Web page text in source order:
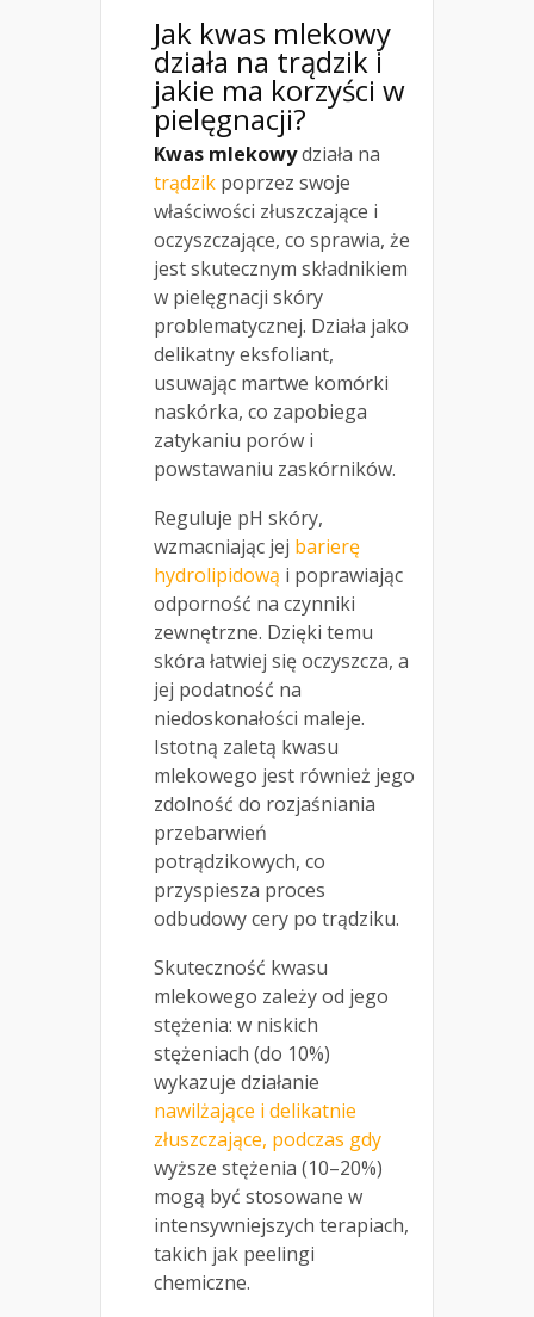
Jak kwas mlekowy
działa na trądzik i
jakie ma korzyści w
pielęgnacji?
Kwas mlekowydziała na
trądzik poprzez swoje
właściwości złuszczające i
oczyszczające, co sprawia, że
jest skutecznym składnikiem
w pielęgnacji skóry
problematycznej. Działa jako
delikatny eksfoliant,
usuwając martwe komórki
naskórka, co zapobiega
zatykaniu porów i
powstawaniu zaskórników.
Reguluje pH skóry,
wzmacniając jej barierę
hydrolipidową i poprawiając
odporność na czynniki
zewnętrzne. Dzięki temu
skóra łatwiej się oczyszcza, a
jej podatność na
niedoskonałości maleje.
Istotną zaletą kwasu
mlekowego jest również jego
zdolność do rozjaśniania
przebarwień
potrądzikowych, co
przyspiesza proces
odbudowy cery po trądziku.
Skuteczność kwasu
mlekowego zależy od jego
stężenia: w niskich
stężeniach (do 10%)
wykazuje działanie
nawilżające i delikatnie
złuszczające, podczas gdy
wyższe stężenia (10–20%)
mogą być stosowane w
intensywniejszych terapiach,
takich jak peelingi
chemiczne.